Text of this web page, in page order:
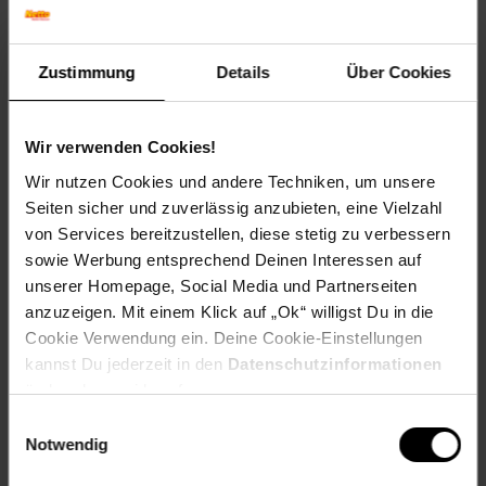
Zustimmung Details Über Cookies
Wir verwenden Cookies!
Wir nutzen Cookies und andere Techniken, um unsere
Seiten sicher und zuverlässig anzubieten, eine Vielzahl
von Services bereitzustellen, diese stetig zu verbessern
sowie Werbung entsprechend Deinen Interessen auf
unserer Homepage, Social Media und Partnerseiten
anzuzeigen. Mit einem Klick auf „Ok“ willigst Du in die
Cookie Verwendung ein. Deine Cookie-Einstellungen
kannst Du jederzeit in den Datenschutzinformationen
ändern bzw. widerrufen.
Notwendig
EAN: 4260273133645
Kennzeichnung
Bewertungen
Versandinformationen
Herstellerinformationen